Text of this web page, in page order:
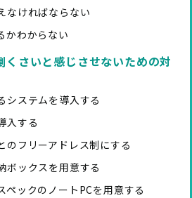
なければならない
かわからない
くさいと感じさせないための対
システムを導入する
入する
のフリーアドレス制にする
ボックスを用意する
ペックのノートPCを用意する